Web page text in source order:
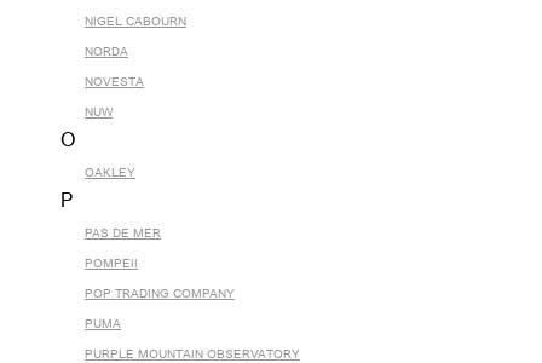
NIGEL CABOURN
NORDA
NOVESTA
NUW
O
OAKLEY
P
PAS DE MER
POMPEII
POP TRADING COMPANY
PUMA
PURPLE MOUNTAIN OBSERVATORY